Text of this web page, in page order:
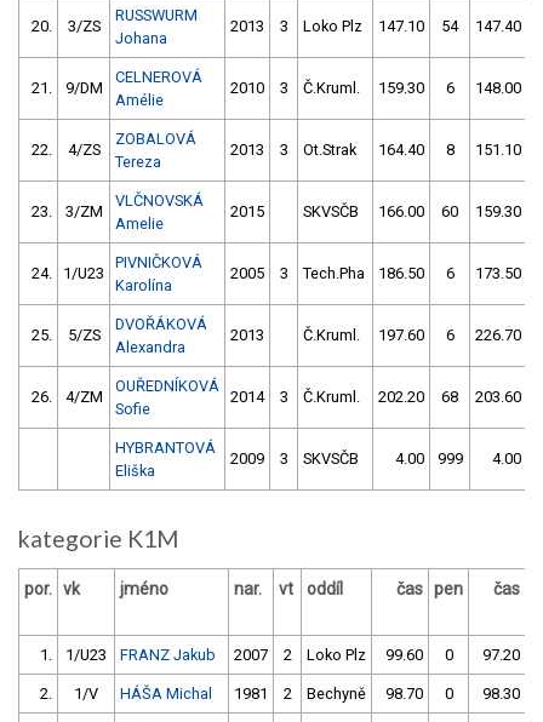
20. 3/ZS
RUSSWURM
Johana
2013 3 Loko Plz 147.10 54 147.40
21. 9/DM
CELNEROVÁ
Amélie
2010 3 Č.Kruml. 159.30 6 148.00
22. 4/ZS
ZOBALOVÁ
Tereza
2013 3 Ot.Strak 164.40 8 151.10
23. 3/ZM
VLČNOVSKÁ
Amelie
2015 SKVSČB 166.00 60 159.30
24. 1/U23
PIVNIČKOVÁ
Karolína
2005 3 Tech.Pha 186.50 6 173.50
25. 5/ZS
DVOŘÁKOVÁ
Alexandra
2013 Č.Kruml. 197.60 6 226.70
26. 4/ZM
OUŘEDNÍKOVÁ
Sofie
2014 3 Č.Kruml. 202.20 68 203.60
HYBRANTOVÁ
Eliška
2009 3 SKVSČB 4.00 999 4.00
kategorie K1M
por. vk jméno nar. vt oddíl čas pen čas
1. 1/U23 FRANZ Jakub 2007 2 Loko Plz 99.60 0 97.20
2. 1/V HÁŠA Michal 1981 2 Bechyně 98.70 0 98.30